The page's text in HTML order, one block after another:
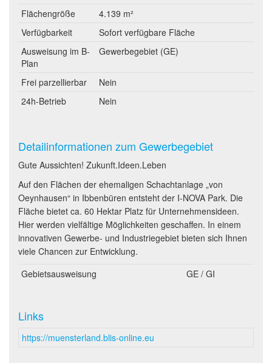
Flächengröße
4.139 m²
Verfügbarkeit
Sofort verfügbare Fläche
Ausweisung im B-
Plan
Gewerbegebiet (GE)
Frei parzellierbar
Nein
24h-Betrieb
Nein
Detailinformationen zum Gewerbegebiet
Gute Aussichten! Zukunft.Ideen.Leben
Auf den Flächen der ehemaligen Schachtanlage „von
Oeynhausen“ in Ibbenbüren entsteht der I-NOVA Park. Die
Fläche bietet ca. 60 Hektar Platz für Unternehmensideen.
Hier werden vielfältige Möglichkeiten geschaffen. In einem
innovativen Gewerbe- und Industriegebiet bieten sich Ihnen
viele Chancen zur Entwicklung.
Gebietsausweisung
GE / GI
Links
https://muensterland.blis-online.eu